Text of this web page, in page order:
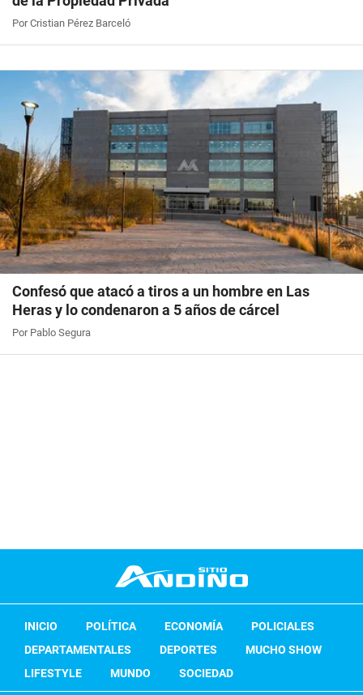
Por Cristian Pérez Barceló
Confesó que atacó a tiros a un hombre en Las
Heras y lo condenaron a 5 años de cárcel
Por Pablo Segura
INICIO POLÍTICA ECONOMÍA
POLICIALES
DEPARTAMENTALES
DEPORTES
MUCHO SHOW
LIFESTYLE
MUNDO SOCIEDAD